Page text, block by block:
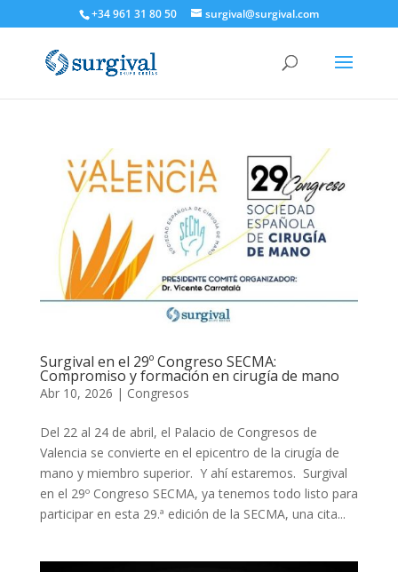
+34 961 31 80 50 surgival@surgival.com
Surgival en el 29º Congreso SECMA:
Compromiso y formación en cirugía de mano
Abr 10, 2026 | Congresos
Del 22 al 24 de abril, el Palacio de Congresos de
Valencia se convierte en el epicentro de la cirugía de
mano y miembro superior. Y ahí estaremos. Surgival
en el 29º Congreso SECMA, ya tenemos todo listo para
participar en esta 29.ª edición de la SECMA, una cita...